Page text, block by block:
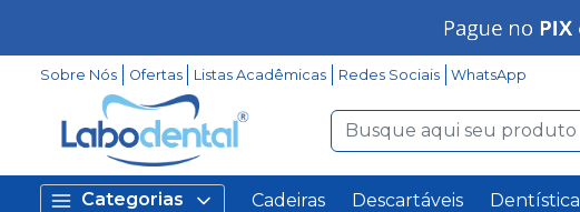
Sobre Nós Ofertas Listas Acadêmicas Redes Sociais WhatsApp
Categorias Cadeiras Descartáveis Dentística